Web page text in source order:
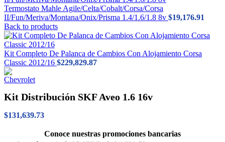
Termostato Mahle Agile/Celta/Cobalt/Corsa/Corsa
II/Fun/Meriva/Montana/Onix/Prisma 1.4/1.6/1.8 8v $19,176.91
Back to products
Kit Completo De Palanca de Cambios Con Alojamiento Corsa
Classic 2012/16 $229,829.87
Kit Distribución SKF Aveo 1.6 16v
$131,639.73
Conoce nuestras promociones bancarias